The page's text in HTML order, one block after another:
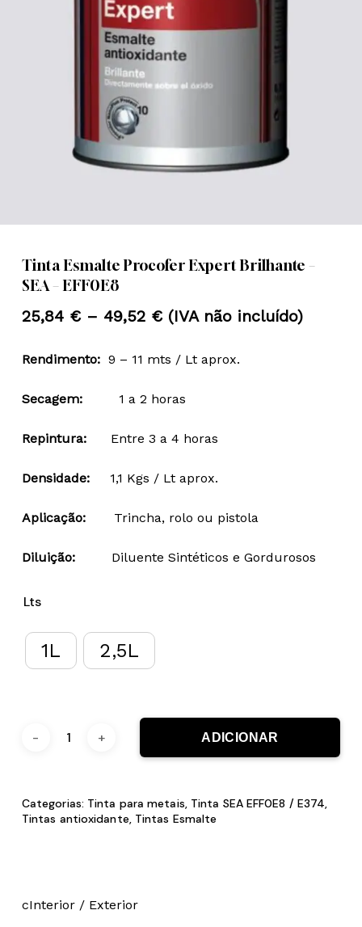
Tinta Esmalte Procofer Expert Brilhante –
SEA – EFF0E8
25,84 € – 49,52 €Price
25,84 €
(IVA não incluído)
Rendimento: 9 – 11 mts / Lt aprox.
Secagem: 1 a 2 horas
Repintura: Entre 3 a 4 horas
Densidade:1,1 Kgs / Lt aprox.
Aplicação:Trincha, rolo ou pistola
Diluição: Diluente Sintéticos e Gordurosos
Lts
1L 2,5L
ADICIONAR
Categorias: Tinta para metais, Tinta SEA EFF0E8 / E374,
Tintas antioxidante, Tintas Esmalte
cInterior / Exterior
Nome*
Email